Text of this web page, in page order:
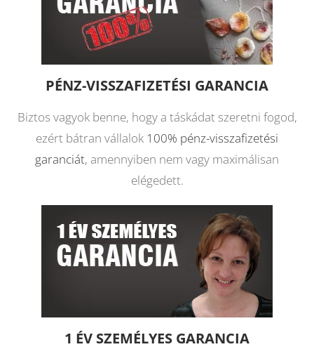
PÉNZ-VISSZAFIZETÉSI GARANCIA
Biztos vagyok benne, hogy a táskádat szeretni fogod,
ezért bátran vállalok 100% pénz-visszafizetési
garanciát, amennyiben nem vagy maximálisan
elégedett.
1 ÉV SZEMÉLYES GARANCIA